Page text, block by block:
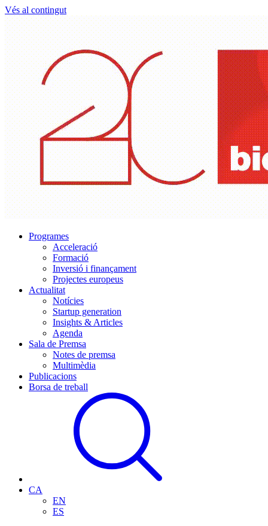
Vés al contingut
Programes
Acceleració
Formació
Inversió i finançament
Projectes europeus
Actualitat
Notícies
Startup generation
Insights & Articles
Agenda
Sala de Premsa
Notes de premsa
Multimèdia
Publicacions
Borsa de treball
CA
EN
ES